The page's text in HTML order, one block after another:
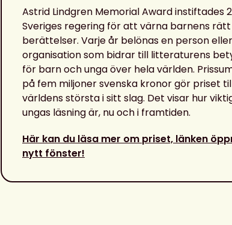
Astrid Lindgren Memorial Award instiftades
Sveriges regering för att värna barnens
berättelser. Varje år belönas en person eller
organisation som bidrar till litteraturens
för barn och unga över hela världen.
på fem miljoner svenska kronor gör priset
världens största i sitt slag. Det visar hur
ungas läsning är, nu och i framtiden.
Här kan du läsa mer om priset, länken
nytt fönster!